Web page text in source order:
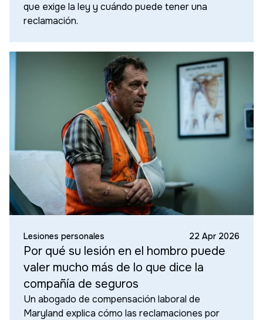
que exige la ley y cuándo puede tener una
reclamación.
Lesiones personales 22 Apr 2026
Por qué su lesión en el hombro puede
valer mucho más de lo que dice la
compañía de seguros
Un abogado de compensación laboral de
Maryland explica cómo las reclamaciones por